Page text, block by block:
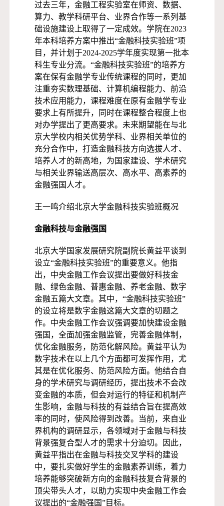
过去三年，金融工程实验室在师资、数据、
算力、教学科研平台、业界合作等一系列基
础设施建设上取得了一定成效。学院在2023
年本科培养方案中推出“金融科技实验班”项
目，并计划于2024-2025学年度实现第一批本
科生专业分流。“金融科技实验班”的培养方
案在保有金融学专业传统课程的同时，更加
注重夯实数理基础、计算机编程能力、前沿
技术应用能力，课程难度在原有金融学专业
要求上有所提升，同时在课程整合程度上也
对办学提出了更高要求。未来期望能在与北
京大学校内相关优势学科、业界相关单位的
充分合作中，打造金融科技方向选拔人才、
培养人才的新高地，为国家建设、学术研究
与相关业界输送高层次、高水平、高素养的
金融强国人才。
王一鸣介绍北京大学金融科技实验班概况
金融科技与金融强国
北京大学国家发展研究院副院长黄益平谈到
设立“金融科技实验班”的重要意义。他指
出，中央金融工作会议提出要做好科技金
融、绿色金融、普惠金融、养老金融、数字
金融五篇大文章。其中，“金融科技实验班”
的设立将是数字金融这篇大文章的切题之
作。中央金融工作会议强调要加快建设金融
强国，全面加强金融监管，完善金融体制，
优化金融服务，防范化解风险。黄益平认为
数字技术在以上几个方面都可发挥作用，尤
其是在优化服务、防范风险方面。他结合自
身的学术研究与调研经历，提出技术不会改
变金融的本质，但会对运行的特征和机制产
生影响，金融与科技的有益结合旨在提高效
率的同时，使风险得到改善。当前，来自业
界机构的调研显示，各领域对于金融与科技
背景强复合型人才的需求十分迫切。因此，
黄益平指出在金融与科技交叉学科的建设
中，要扎实做好学生的金融素养训练，着力
培养能够突破新方向的金融科技复合背景的
顶尖带头人才，以助力实现中央金融工作会
议提出的“金融强国”目标。